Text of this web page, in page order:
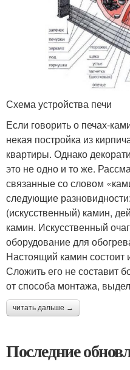
Схема устройства печи
Если говорить о печах-
некая постройка из
квартиры. Однако
это не одно и то же.
связанные со словом
следующие
(искусственный) камин,
камин. Искусственный
оборудование для
Настоящий камин состоит
Сложить его не составит
от способа монтажа,
читать дальше →
Последние